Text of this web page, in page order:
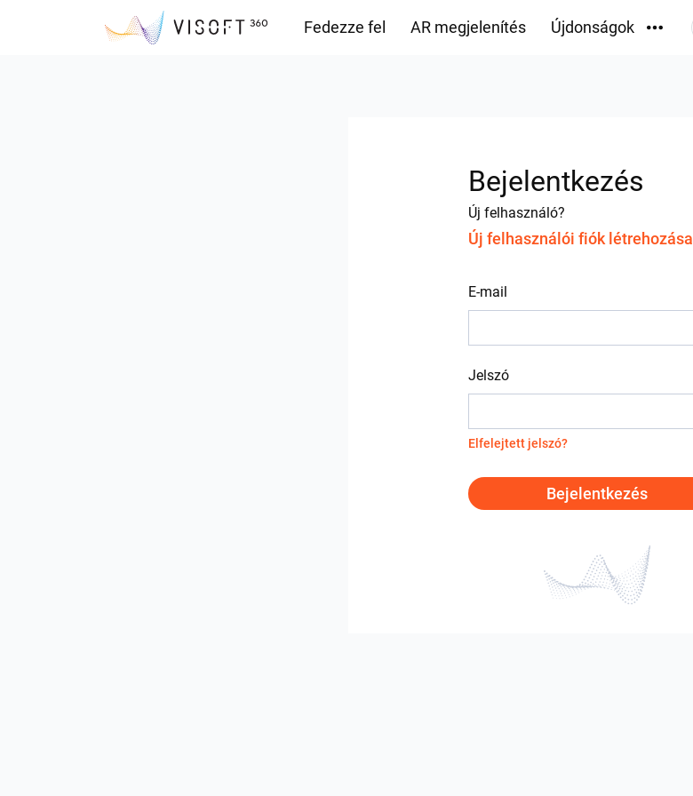
Fedezze fel AR megjelenítés Újdonságok
Bejelentkezés
Új felhasználó?
Új felhasználói fiók létrehozása
E-mail
Jelszó
Elfelejtett jelszó?
Bejelentkezés